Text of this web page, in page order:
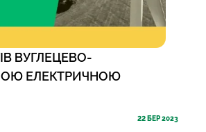
22БЕР 2023
ВУГЛЕЦЕВО-
ЕЛЕКТРИЧНОЮ